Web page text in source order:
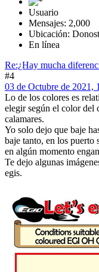
Usuario
Mensajes: 2,000
Ubicación:
En línea
Re:¿Hay mucha
#4
03 de Octubre de 2021,
Lo de los colores es
elegir según el color del
calamares.
Yo solo dejo que baje
baje tanto, en los puerto
en algún momento
Te dejo algunas
egis.